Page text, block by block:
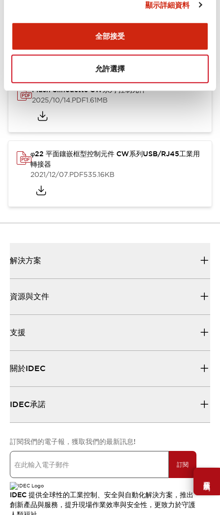
顯示詳細資料
全部接受
允許選擇
需要幫助嗎？
型錄和宣傳手冊 CAD檔 認證與標準
Flush Silhouette CW系列 控制元件
2025/10/14.PDF1.61MB
φ22 平面鑲嵌框型控制元件 CW系列USB/RJ45工業用
轉接器
2021/12/07.PDF535.16KB
解決方案
資源與文件
支援
關於IDEC
IDEC承諾
訂閱我們的電子報，獲取我們的最新訊息!
訂閱
IDEC 提供全球性的工業控制、安全與自動化解決方案，推出
創新產品與服務，提升現場作業效率與安全性，更致力於守護